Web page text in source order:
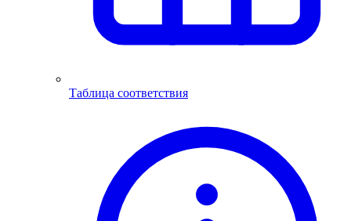
Таблица соответствия